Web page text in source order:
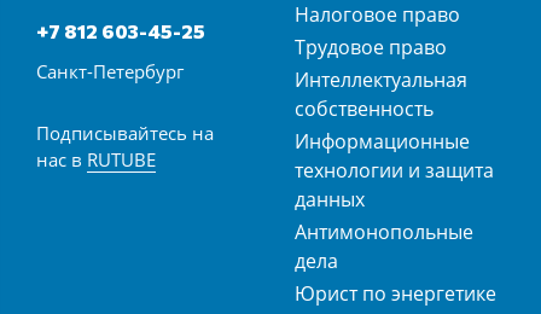
+7 812 603-45-25
Санкт-Петербург
Подписывайтесь на
нас в RUTUBE
Налоговое право
Трудовое право
Интеллектуальная
собственность
Информационные
технологии и защита
данных
Антимонопольные
дела
Юрист по энергетике